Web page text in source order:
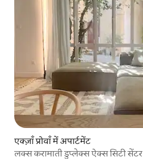
एक्ज़ाँ प्रोवाँ में अपार्टमेंट
लक्स करामाती डुप्लेक्स ऐक्स सिटी सेंटर